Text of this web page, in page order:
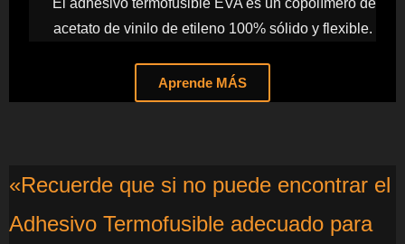
El adhesivo termofusible EVA es un copolímero de
acetato de vinilo de etileno 100% sólido y flexible.
Aprende MÁS
«Recuerde que si no puede encontrar el
Adhesivo Termofusible adecuado para